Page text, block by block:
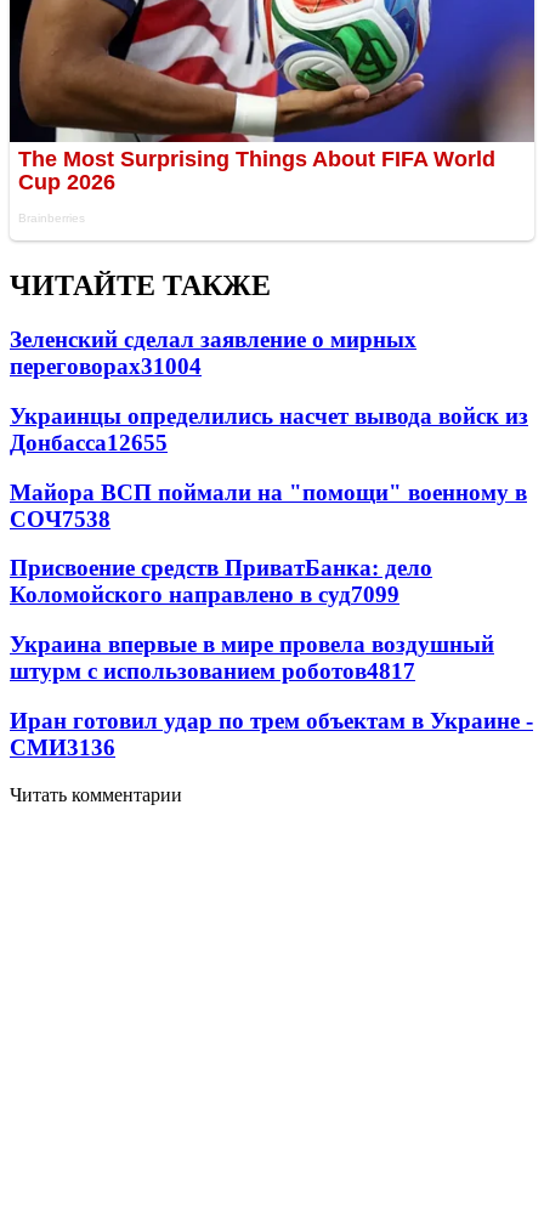
ЧИТАЙТЕ ТАКЖЕ
Зеленский сделал заявление о мирных
переговорах31004
Украинцы определились насчет вывода войск из
Донбасса12655
Майора ВСП поймали на "помощи" военному в
СОЧ7538
Присвоение средств ПриватБанка: дело
Коломойского направлено в суд7099
Украина впервые в мире провела воздушный
штурм с использованием роботов4817
Иран готовил удар по трем объектам в Украине -
СМИ3136
Читать комментарии